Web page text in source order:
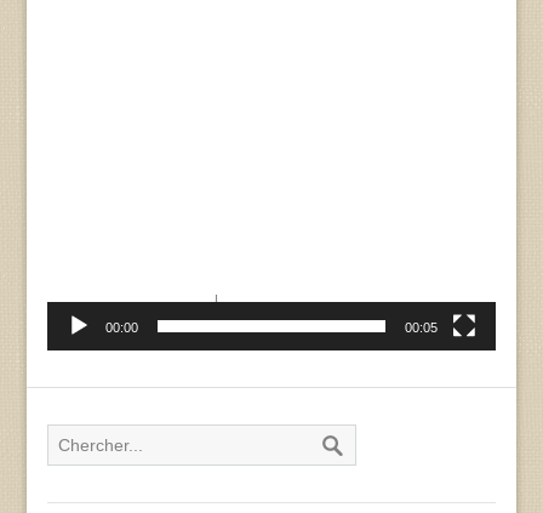
00:00 00:05